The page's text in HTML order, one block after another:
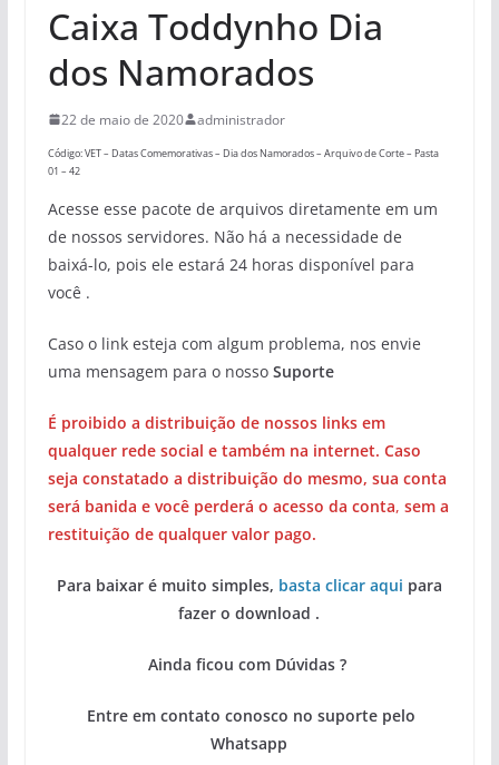
Caixa Toddynho Dia
dos Namorados
22 de maio de 2020 administrador
Código: VET – Datas Comemorativas – Dia dos Namorados – Arquivo de Corte – Pasta
01 – 42
Acesse esse pacote de arquivos diretamente em um
de nossos servidores. Não há a necessidade de
baixá-lo, pois ele estará 24 horas disponível para
você .
Caso o link esteja com algum problema, nos envie
uma mensagem para o nossoSuporte
É proibido a distribuição de nossos links em
qualquer rede social e também na internet. Caso
seja constatado a distribuição do mesmo, sua conta
será banida e você perderá o acesso da conta, sem a
restituição de qualquer valor pago.
Para baixar é muito simples, basta clicar aqui para
fazer o download .
Ainda ficou com Dúvidas ?
Entre em contato conosco no suporte pelo
Whatsapp